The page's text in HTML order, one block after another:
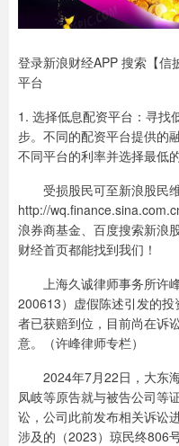
登录新浪财经APP 搜索【信
平台
1. 选择低息配资平台：寻找
步。不同的配资平台提供的
不同平台的利率并选择最低的
受损股民可至新浪股民维
http://
浪券商基金、百度搜索新浪
财经首页都能找到我们！
上海久诚律师事务所许峰
200613）虚假陈述引发的
者已获赔到位，目前尚在诉
意。（许峰律师专栏）
2024年7月22日，大东海
凤岐等原告就与被告公司等
讼，公司此前发布相关诉讼
涉及的（2023）琼民终806